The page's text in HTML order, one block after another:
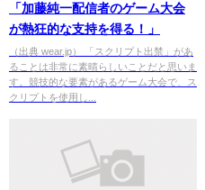
「加藤純一配信者のゲーム大会
が熱狂的な支持を得る！」
（出典 wear.jp） 「スクリプト出禁」があ
ることは非常に素晴らしいことだと思いま
す。競技的な要素があるゲーム大会で、ス
クリプトを使用し...